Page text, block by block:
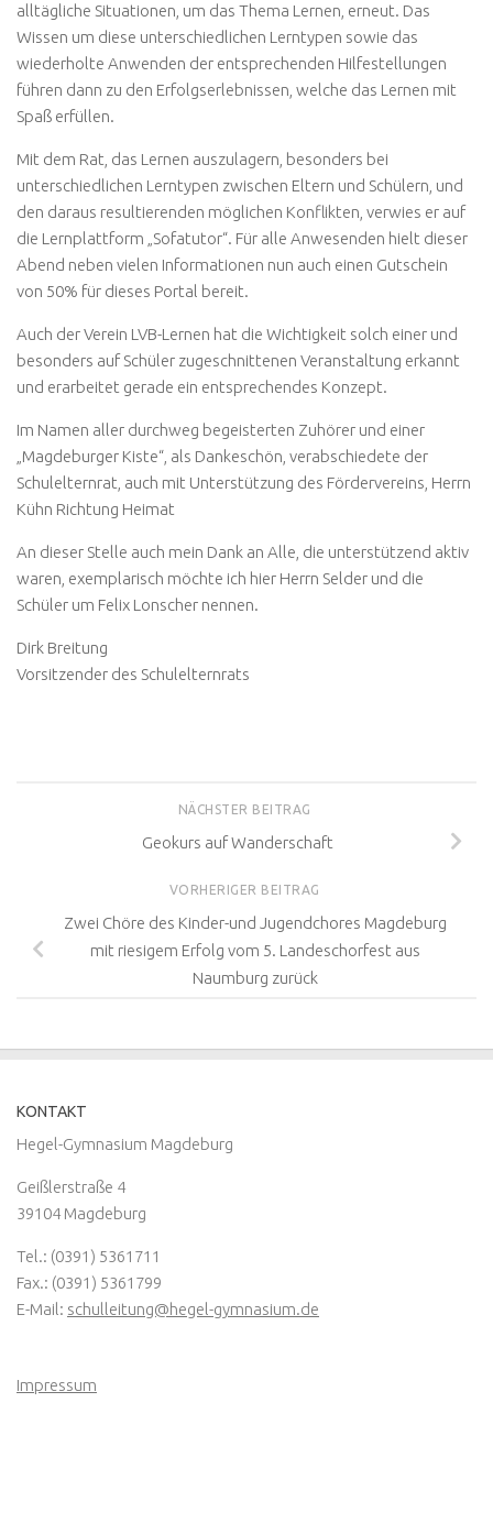
alltägliche Situationen, um das Thema Lernen, erneut. Das
Wissen um diese unterschiedlichen Lerntypen sowie das
wiederholte Anwenden der entsprechenden Hilfestellungen
führen dann zu den Erfolgserlebnissen, welche das Lernen mit
Spaß erfüllen.
Mit dem Rat, das Lernen auszulagern, besonders bei
unterschiedlichen Lerntypen zwischen Eltern und Schülern, und
den daraus resultierenden möglichen Konflikten, verwies er auf
die Lernplattform „Sofatutor“. Für alle Anwesenden hielt dieser
Abend neben vielen Informationen nun auch einen Gutschein
von 50% für dieses Portal bereit.
Auch der Verein LVB-Lernen hat die Wichtigkeit solch einer und
besonders auf Schüler zugeschnittenen Veranstaltung erkannt
und erarbeitet gerade ein entsprechendes Konzept.
Im Namen aller durchweg begeisterten Zuhörer und einer
„Magdeburger Kiste“, als Dankeschön, verabschiedete der
Schulelternrat, auch mit Unterstützung des Fördervereins, Herrn
Kühn Richtung Heimat
An dieser Stelle auch mein Dank an Alle, die unterstützend aktiv
waren, exemplarisch möchte ich hier Herrn Selder und die
Schüler um Felix Lonscher nennen.
Dirk Breitung
Vorsitzender des Schulelternrats
NÄCHSTER BEITRAG
Geokurs auf Wanderschaft
VORHERIGER BEITRAG
Zwei Chöre des Kinder-und Jugendchores Magdeburg
mit riesigem Erfolg vom 5. Landeschorfest aus
Naumburg zurück
KONTAKT
Hegel-Gymnasium Magdeburg
Geißlerstraße 4
39104 Magdeburg
Tel.: (0391) 5361711
Fax.: (0391) 5361799
E-Mail: schulleitung@hegel-gymnasium.de
Impressum